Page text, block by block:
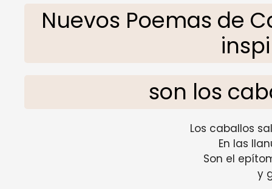
Nuevos Poemas de
son los
Los caballos
En las
Son el
y